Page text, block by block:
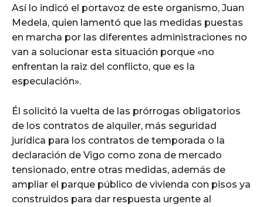
Así lo indicó el portavoz de este organismo, Juan
Medela, quien lamentó que las medidas puestas
en marcha por las diferentes administraciones no
van a solucionar esta situación porque «no
enfrentan la raiz del conflicto, que es la
especulación».
Él solicitó la vuelta de las prórrogas obligatorios
de los contratos de alquiler, más seguridad
jurídica para los contratos de temporada o la
declaración de Vigo como zona de mercado
tensionado, entre otras medidas, además de
ampliar el parque público de vivienda con pisos ya
construidos para dar respuesta urgente al